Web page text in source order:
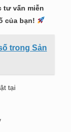
tư vấn miễn
của bạn!
trong Sản
tại